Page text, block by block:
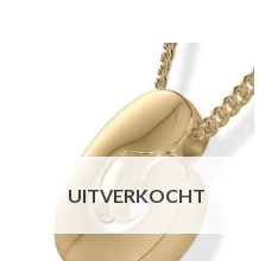
UITVERKOCHT